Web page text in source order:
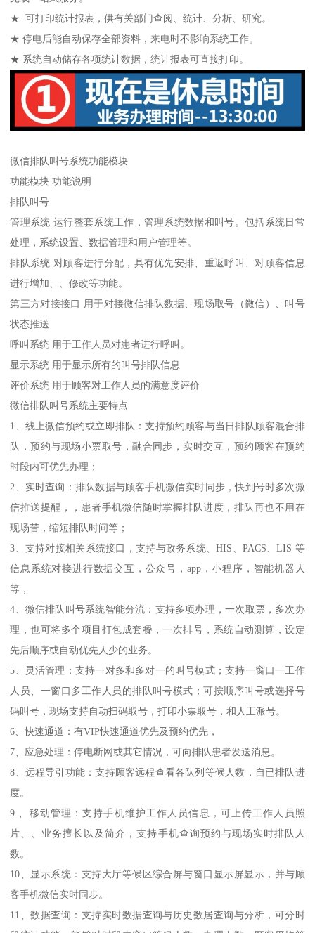
★ 可打印统计报表，供有关部门查阅、统计、分析、研究。
★ 停电后能自动保存全部资料，来电时不影响系统工作。
★ 系统自动储存各项统计数据，统计报表可直接打印。
微信排队叫号系统功能模块
功能模块 功能说明
排队叫号
管理系统 运行整套系统工作，管理系统数据和叫号。包括系统日常
处理，系统设置、数据管理和用户管理等。
排队系统 对顾客进行分配，具有优先安排、重返呼叫、对顾客信息
进行增加、、修改等功能。
第三方对接接口 用于对接微信排队数据、现场取号（微信）、叫号
状态推送
呼叫系统 用于工作人员对患者进行呼叫。
显示系统 用于显示所有的叫号排队信息
评价系统 用于顾客对工作人员的满意度评价
微信排队叫号系统主要特点
1、线上微信预约或立即排队：支持预约顾客与当日排队顾客混合排
队，预约与现场小票取号，融合同步，实时交互，预约顾客在预约
时段内可优先办理；
2、实时查询：排队数据与顾客手机微信实时同步，快到号时多次微
信推送提醒，，患者手机微信随时掌握排队进度，排队再也不用在
现场苦，缩短排队时间等；
3、支持对接相关系统接口，支持与政务系统、HIS、PACS、LIS 等
信息系统对接进行数据交互，公众号，app，小程序，智能机器人
等，
4、微信排队叫号系统智能分流：支持多项办理，一次取票，多次办
理，也可将多个项目打包成套餐，一次排号，系统自动测算，设定
先后顺序或自动优先人少的业务。
5、灵活管理：支持一对多和多对一的叫号模式；支持一窗口一工作
人员、一窗口多工作人员的排队叫号模式；可按顺序叫号或选择号
码叫号，现场支持自动扫码取号，打印小票取号，和人工派号。
6、快速通道：有VIP快速通道优先及预约优先，
7、应急处理：停电断网或其它情况，可向排队患者发送消息。
8、远程导引功能：支持顾客远程查看各队列等候人数，自已排队进
度。
9 、移动管理：支持手机维护工作人员信息，可上传工作人员照
片、、业务擅长以及简介，支持手机查询预约与现场实时排队人
数。
10、显示系统：支持大厅等候区综合屏与窗口显示屏显示，并与顾
客手机微信实时同步。
11、数据查询：支持实时数据查询与历史数居查询与分析，可分时